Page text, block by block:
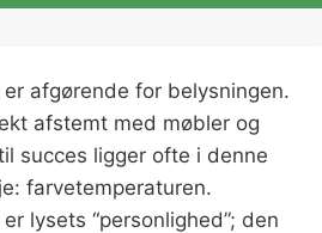
afgørende for belysningen.
afstemt med møbler og
succes ligger ofte i denne
farvetemperaturen.
lysets “personlighed”; den